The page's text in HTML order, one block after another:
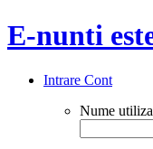
E-nunti
Intrare Cont
Nume